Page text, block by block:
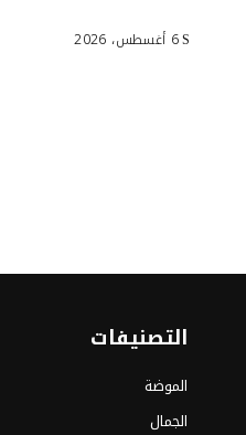
6 أغسطس، 2026
التصنيفات
الموضة
الجمال